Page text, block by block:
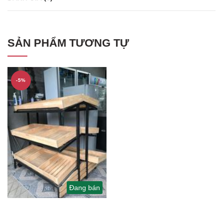
SẢN PHẨM TƯƠNG TỰ
Đang bán
-5%